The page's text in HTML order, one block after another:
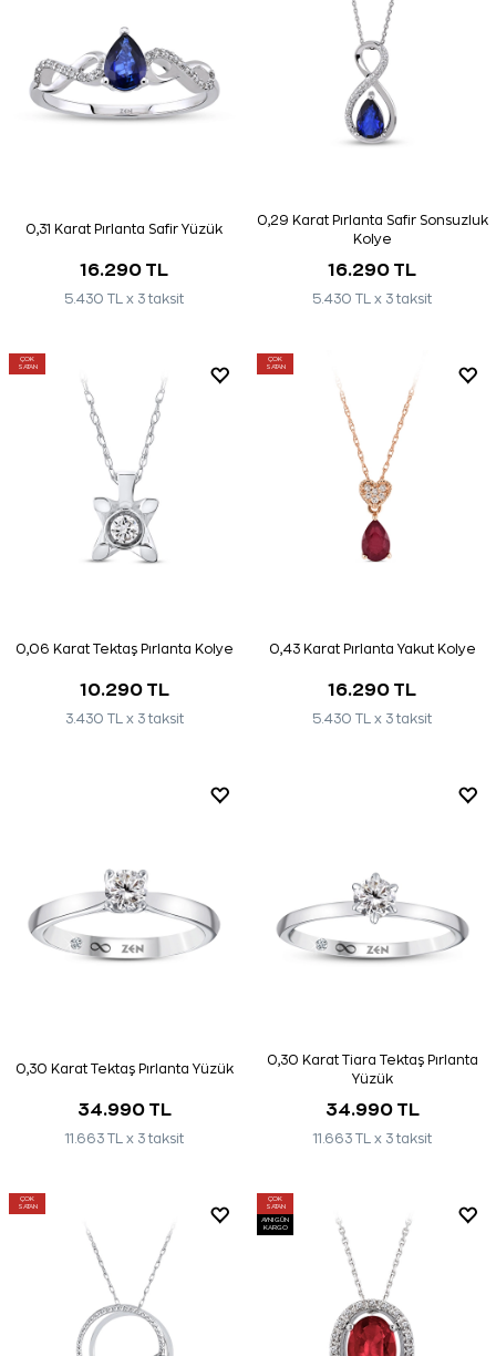
0,31 Karat Pırlanta Safir Yüzük
16.290 TL
5.430 TL x 3 taksit
0,29 Karat Pırlanta Safir Sonsuzluk
Kolye
16.290 TL
5.430 TL x 3 taksit
ÇOK
SATAN
0,06 Karat Tektaş Pırlanta Kolye
10.290 TL
3.430 TL x 3 taksit
ÇOK
SATAN
0,43 Karat Pırlanta Yakut Kolye
16.290 TL
5.430 TL x 3 taksit
0,30 Karat Tektaş Pırlanta Yüzük
34.990 TL
11.663 TL x 3 taksit
0,30 Karat Tiara Tektaş Pırlanta
Yüzük
34.990 TL
11.663 TL x 3 taksit
ÇOK
SATAN
ÇOK
SATAN
AYNI GÜN
KARGO